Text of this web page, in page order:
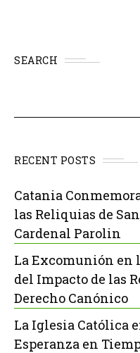
SEARCH
RECENT POSTS
Catania
las Reliquias de
Cardenal Parolin
La Excomunión en
del Impacto de las
Derecho Canónico
La Iglesia Católica
Esperanza en